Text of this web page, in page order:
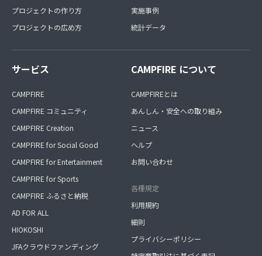
プロジェクトの作り方
プロジェクトの広め方
実施事例
統計データ
サービス
CAMPFIRE
CAMPFIRE コミュニティ
CAMPFIRE Creation
CAMPFIRE for Social Good
CAMPFIRE for Entertainment
CAMPFIRE for Sports
CAMPFIRE ふるさと納税
AD FOR ALL
HIOKOSHI
JFAクラウドファンディング
CAMPFIRE について
CAMPFIREとは
あんしん・安全への取り組み
ニュース
ヘルプ
お問い合わせ
各種規定
利用規約
細則
プライバシーポリシー